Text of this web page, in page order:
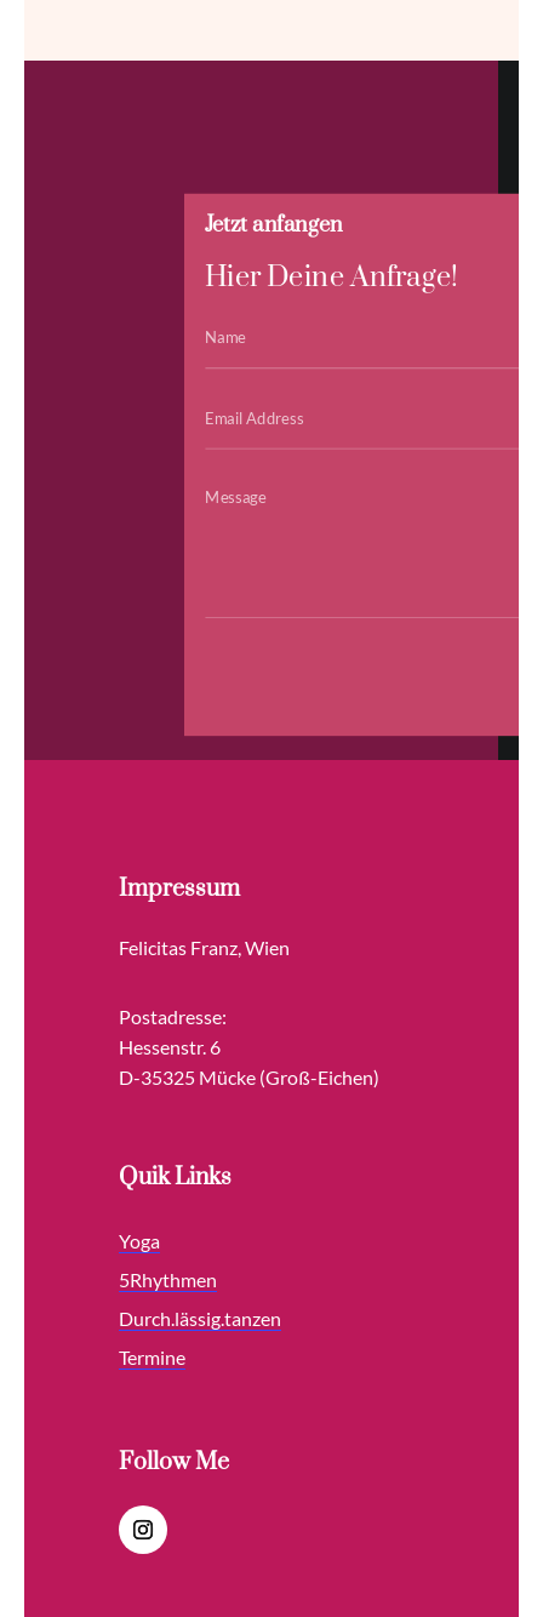
Jetzt anfangen
Hier Deine Anfrage!
Impressum
Felicitas Franz, Wien
Postadresse:
Hessenstr. 6
D-35325 Mücke (Groß-Eichen)
Quik Links
Yoga
5Rhythmen
Durch.lässig.tanzen
Termine
Follow Me